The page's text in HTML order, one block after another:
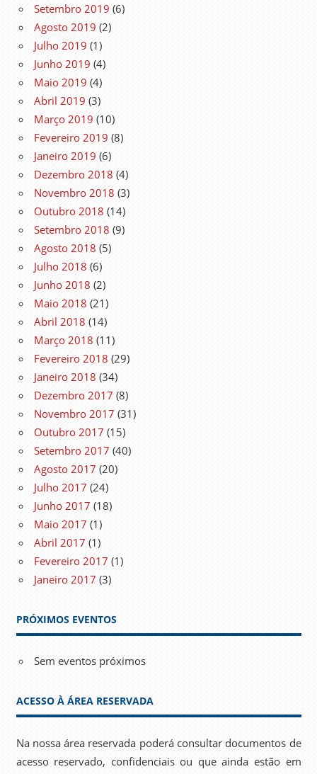
Setembro 2019 (6)
Agosto 2019 (2)
Julho 2019 (1)
Junho 2019 (4)
Maio 2019 (4)
Abril 2019 (3)
Março 2019 (10)
Fevereiro 2019 (8)
Janeiro 2019 (6)
Dezembro 2018 (4)
Novembro 2018 (3)
Outubro 2018 (14)
Setembro 2018 (9)
Agosto 2018 (5)
Julho 2018 (6)
Junho 2018 (2)
Maio 2018 (21)
Abril 2018 (14)
Março 2018 (11)
Fevereiro 2018 (29)
Janeiro 2018 (34)
Dezembro 2017 (8)
Novembro 2017 (31)
Outubro 2017 (15)
Setembro 2017 (40)
Agosto 2017 (20)
Julho 2017 (24)
Junho 2017 (18)
Maio 2017 (1)
Abril 2017 (1)
Fevereiro 2017 (1)
Janeiro 2017 (3)
PRÓXIMOS EVENTOS
Sem eventos próximos
ACESSO À ÁREA RESERVADA
Na nossa área reservada poderá consultar documentos de
acesso reservado, confidenciais ou que ainda estão em